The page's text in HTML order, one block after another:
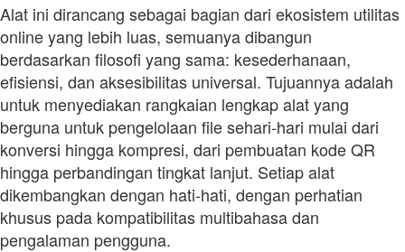
Alat ini dirancang sebagai bagian dari ekosistem utilitas
online yang lebih luas, semuanya dibangun
berdasarkan filosofi yang sama: kesederhanaan,
efisiensi, dan aksesibilitas universal. Tujuannya adalah
untuk menyediakan rangkaian lengkap alat yang
berguna untuk pengelolaan file sehari-hari mulai dari
konversi hingga kompresi, dari pembuatan kode QR
hingga perbandingan tingkat lanjut. Setiap alat
dikembangkan dengan hati-hati, dengan perhatian
khusus pada kompatibilitas multibahasa dan
pengalaman pengguna.